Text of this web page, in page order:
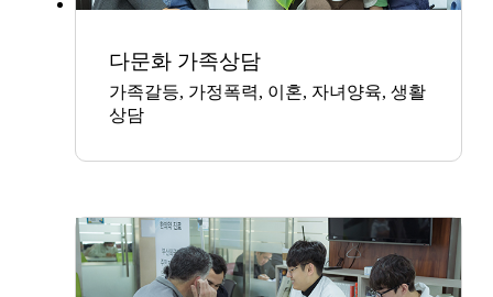
다문화 가족상담
가족갈등, 가정폭력, 이혼, 자녀양육, 생활
상담